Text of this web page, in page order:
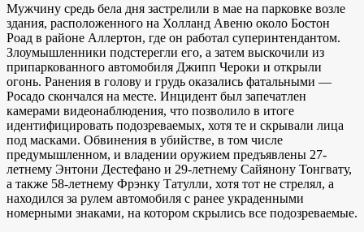
Мужчину средь бела дня застрелили в мае на парковке возле
здания, расположенного на Холланд Авеню около Бостон
Роад в районе Аллертон, где он работал суперинтендантом.
Злоумышленники подстерегли его, а затем выскочили из
припаркованного автомобиля Джипп Чероки и открыли
огонь. Ранения в голову и грудь оказались фатальными —
Росадо скончался на месте. Инцидент был запечатлен
камерами видеонаблюдения, что позволило в итоге
идентифицировать подозреваемых, хотя те и скрывали лица
под масками. Обвинения в убийстве, в том числе
предумышленном, и владении оружием предъявлены 27-
летнему Энтони Дестефано и 29-летнему Сайянону Тонгвату,
а также 58-летнему Фрэнку Татулли, хотя тот не стрелял, а
находился за рулем автомобиля с ранее украденными
номерными знаками, на котором скрылись все подозреваемые.